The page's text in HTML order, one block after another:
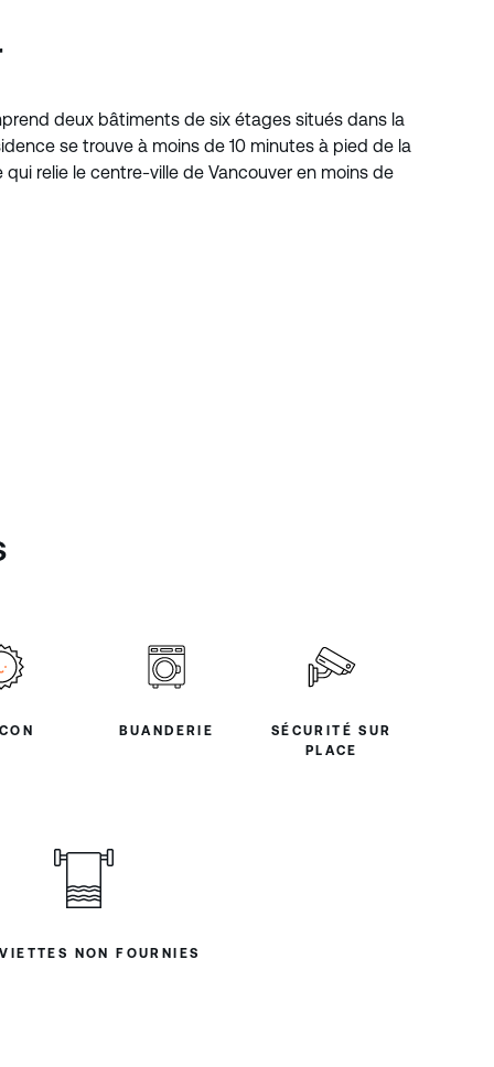
deux bâtiments de six étages situés dans la
se trouve à moins de 10 minutes à pied de la
relie le centre-ville de Vancouver en moins de
BUANDERIE
SÉCURITÉ SUR
PLACE
NON FOURNIES